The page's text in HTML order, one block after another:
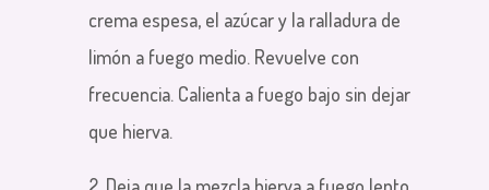
crema espesa, el azúcar y la ralladura de
limón a fuego medio. Revuelve con
frecuencia. Calienta a fuego bajo sin dejar
que hierva.